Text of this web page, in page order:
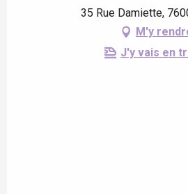
35 Rue Damiette,
M'y
J'y vais en